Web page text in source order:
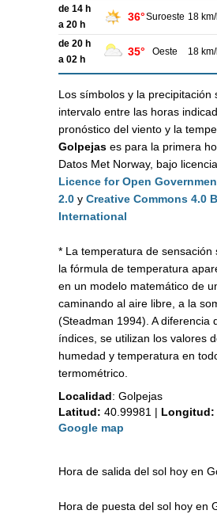
de 14 h
a 20 h
36°Suroeste 18
de 20 h
a 02 h
35° Oeste 18
Los símbolos y la precipitación
intervalo entre las horas
pronóstico del viento y la
Golpejas es para la primera
Datos Met Norway, bajo licencia
Licence for Open
2.0 y Creative Commons 4.0
International
* La temperatura de sensación
la fórmula de temperatura
en un modelo matemático de
caminando al aire libre, a la
(Steadman 1994). A diferencia
índices, se utilizan los valores
humedad y temperatura en
termométrico.
Localidad: Golpejas
Latitud: 40.99981 | Longitud:
Google map
Hora de salida del sol hoy en
Hora de puesta del sol hoy en